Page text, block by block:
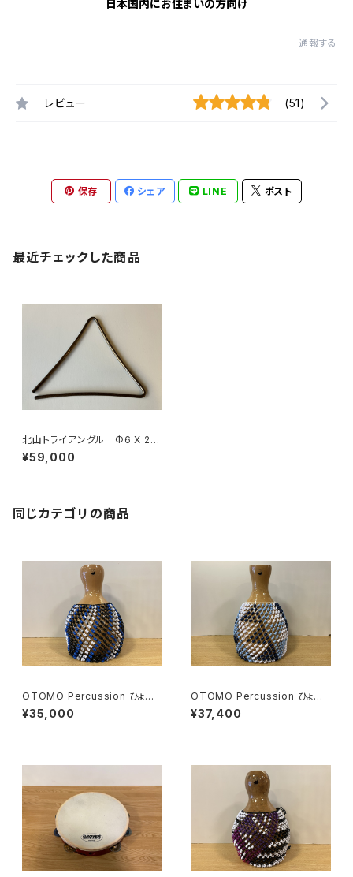
日本国内にお住まいの方向け
通報する
レビュー (51)
保存 シェア LINE ポスト
最近チェックした商品
北山トライアングル Φ6 X 210
ｍｍ
¥59,000
同じカテゴリの商品
OTOMO Percussion ひょう
たん製シェケレ ブルー & ブラッ
ク Shekere
¥35,000
OTOMO Percussion ひょう
たん製シェケレ 北欧風トライア
ングル Shekere
¥37,400